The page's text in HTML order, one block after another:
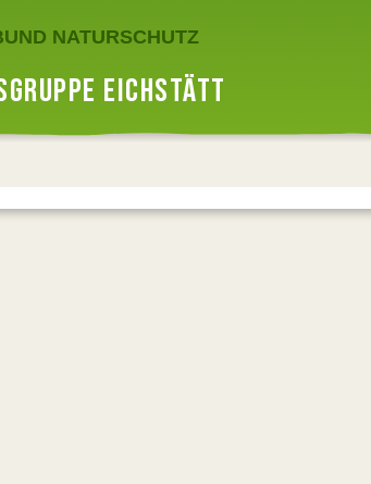
NATURSCHUTZ
EICHSTÄTT